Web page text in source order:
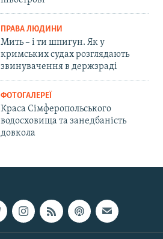
ПРАВА ЛЮДИНИ
Мить – і ти шпигун. Як у
кримських судах розглядають
звинувачення в держзраді
ФОТОГАЛЕРЕЇ
Краса Сімферопольського
водосховища та занедбаність
довкола